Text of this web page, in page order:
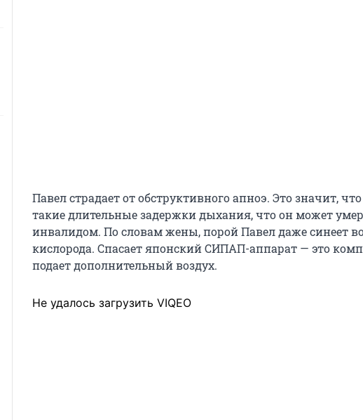
Павел страдает от обструктивного апноэ. Это значит,
такие длительные задержки дыхания, что он может
инвалидом. По словам жены, порой Павел даже синеет во
кислорода. Спасает японский СИПАП-аппарат — это
подает дополнительный воздух.
Не удалось загрузить VIQEO